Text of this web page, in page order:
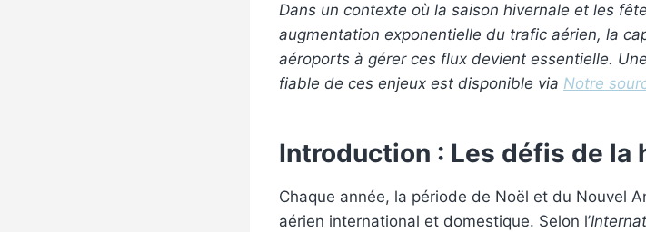
Dans un contexte où la saison hivernale et les
augmentation exponentielle du trafic aérien, la
aéroports à gérer ces flux devient essentielle.
fiable de ces enjeux est disponible via Notre
Introduction : Les défis de la
Chaque année, la période de Noël et du Nouvel
aérien international et domestique. Selon l’